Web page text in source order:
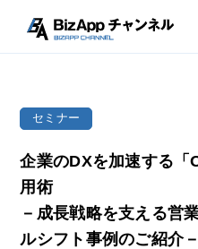
セミナー
企業のDXを加速する「
用術
－成長戦略を支える営
ルシフト事例のご紹介－